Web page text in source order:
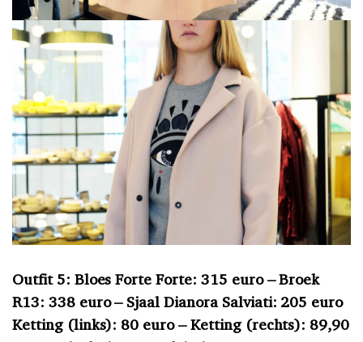
Outfit 5: Bloes Forte Forte: 315 euro – Broek
R13: 338 euro – Sjaal Dianora Salviati: 205 euro
Ketting (links): 80 euro – Ketting (rechts): 89,90